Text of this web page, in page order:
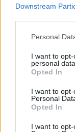
Downstream
Please note that
not limited to
grant or deny
use your data for
consent section.
Personal
I want to
personal data.
Opted In
I want to
Personal
Opted In
I want to
Belváros-Lipótváros
Város-Teampannon
Újragondolják
Indulhat a Honvéd
középpontba.